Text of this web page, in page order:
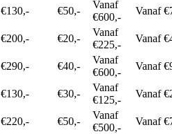
€130,- €50,-
Vanaf
€600,-
Vanaf
€200,- €20,-
Vanaf
€225,-
Vanaf
€290,- €40,-
Vanaf
€600,-
Vanaf
€130,- €30,-
Vanaf
€125,-
Vanaf
€220,- €50,-
Vanaf
€500,-
Vanaf